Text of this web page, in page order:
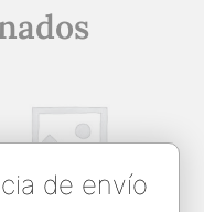
de envío